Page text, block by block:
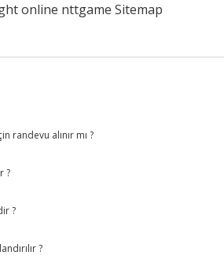
online nttgame Sitemap
randevu alınır mı ?
?
?
?